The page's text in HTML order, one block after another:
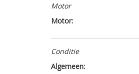
Motor
Motor:
Conditie
Algemeen: